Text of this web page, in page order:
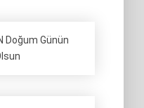
Doğum Günün